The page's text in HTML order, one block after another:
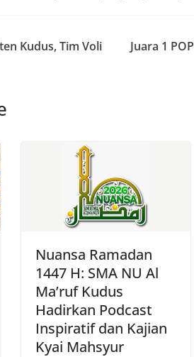
Kudus, Tim Voli
Juara 1
Nuansa Ramadan
1447 H: SMA NU Al
Ma’ruf Kudus
Hadirkan Podcast
Inspiratif dan Kajian
Kyai Mahsyur